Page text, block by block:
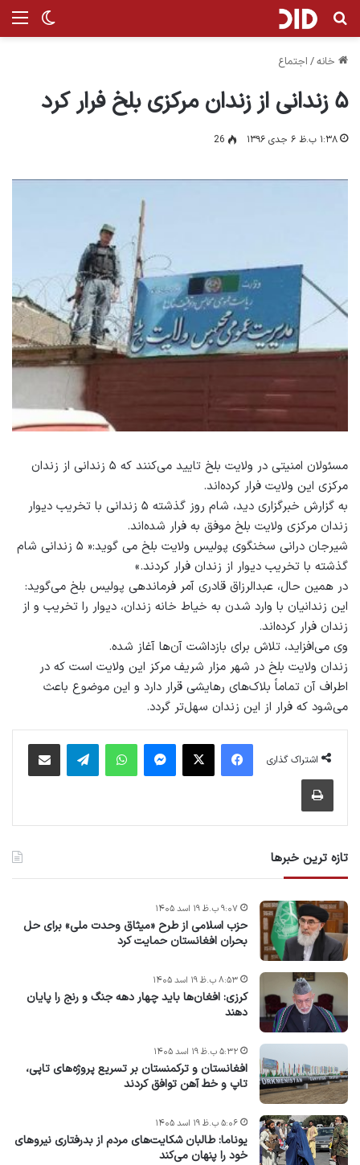
تغییر جستجو برای
خانه/ اجتماع
۵ زندانی از زندان مرکزی بلخ فرار کرد
۱:۳۸ ب.ظ ۶ جدی ۱۳۹۶ 26
مسئولان امنيتى در ولايت بلخ تایید می‌کنند که ۵ زندانى از زندان
مرکزی اين ولايت فرار کرده‌اند.
به گزارش خبرگزارى ديد، شام روز گذشته ۵ زندانى با تخريب ديوار
زندان مرکزی ولایت بلخ موفق به فرار شده‌اند.
شيرجان درانى سخنگوى پوليس ولايت بلخ مى گويد:« ۵ زندانى شام
گذشته با تخريب ديوار از زندان فرار كردند.»
در همين حال، عبدالرزاق قادرى آمر فرماندهى پوليس بلخ مى‌گوید:
این زندانیان با وارد شدن به خیاط خانه زندان، دیوار را تخریب و از
زندان فرار کرده‌اند.
وى مى‌افزاید، تلاش برای بازداشت آن‌ها آغاز شده.
زندان ولايت بلخ در شهر مزار شريف مركز اين ولايت است كه در
اطراف آن تماماً بلاک‌های رهايشى قرار دارد و اين موضوع باعث
مى‌شود كه فرار از اين زندان سهل‌تر گردد.
اشتراک گذاری
فیس بوک پیام رسان واتس آپ
تازه ترین خبرها
حزب اسلامی از طرح «میثاق وحدت ملی» برای حل
بحران افغانستان حمایت کرد
۹:۰۷ ب.ظ ۱۹ اسد ۱۴۰۵
کرزی: افغان‌ها باید چهار دهه جنگ و رنج را پایان
دهند
۸:۵۳ ب.ظ ۱۹ اسد ۱۴۰۵
افغانستان و ترکمنستان بر تسریع پروژه‌های تاپی،
تاپ و خط آهن توافق کردند
۵:۳۲ ب.ظ ۱۹ اسد ۱۴۰۵
یوناما: طالبان شکایت‌های مردم از بدرفتاری نیروهای
خود را پنهان می‌کند
۵:۰۶ ب.ظ ۱۹ اسد ۱۴۰۵